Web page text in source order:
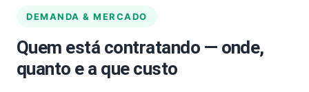
DEMANDA & MERCADO
Quem está contratando — onde,
quanto e a que custo